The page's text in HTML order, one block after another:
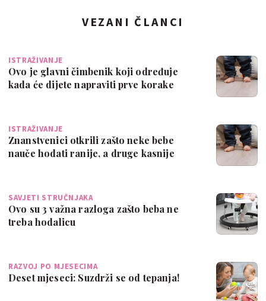
VEZANI ČLANCI
ISTRAŽIVANJE
Ovo je glavni čimbenik koji određuje
kada će dijete napraviti prve korake
ISTRAŽIVANJE
Znanstvenici otkrili zašto neke bebe
nauče hodati ranije, a druge kasnije
SAVJETI STRUČNJAKA
Ovo su 3 važna razloga zašto beba ne
treba hodalicu
RAZVOJ PO MJESECIMA
Deset mjeseci: Suzdrži se od tepanja!